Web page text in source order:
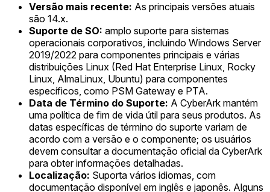
Versão mais recente: As principais versões atuais
são 14.x.
Suporte de SO: amplo suporte para sistemas
operacionais corporativos, incluindo Windows Server
2019/2022 para componentes principais e várias
distribuições Linux (Red Hat Enterprise Linux, Rocky
Linux, AlmaLinux, Ubuntu) para componentes
específicos, como PSM Gateway e PTA.
Data de Término do Suporte: A CyberArk mantém
uma política de fim de vida útil para seus produtos. As
datas específicas de término do suporte variam de
acordo com a versão e o componente; os usuários
devem consultar a documentação oficial da CyberArk
para obter informações detalhadas.
Localização: Suporta vários idiomas, com
documentação disponível em inglês e japonês. Alguns